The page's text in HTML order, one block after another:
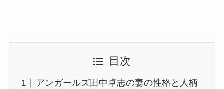
目次
アンガールズ田中卓志の妻の性格と人柄